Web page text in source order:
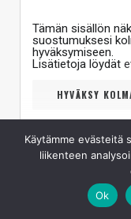
Tämän sisällön
suostumuksesi
hyväksymiseen.
Lisätietoja löydät
HYVÄKSY
Vastaa
Käytämme evästeitä
liikenteen
Ok